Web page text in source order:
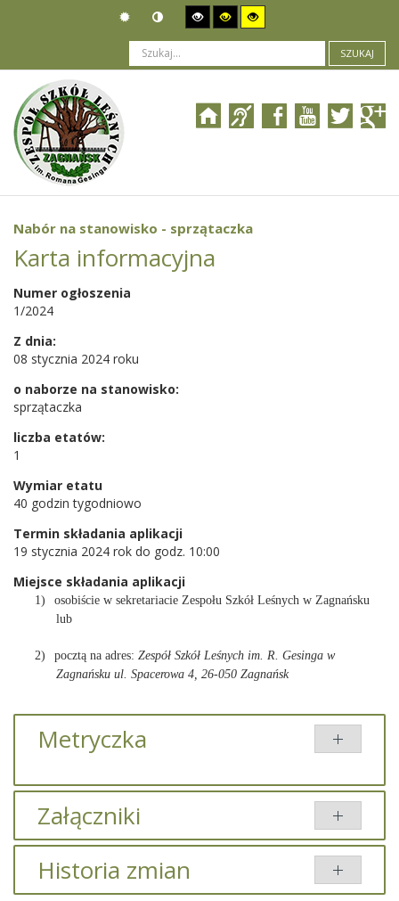
SZUKAJ
Jesteś tutaj: Ogłoszenia
Nabór na stanowisko - sprzątaczka
Nabór na stanowisko - sprzątaczka
Karta informacyjna
Numer ogłoszenia
1/2024
Z dnia:
08 stycznia 2024 roku
o naborze na stanowisko:
sprzątaczka
liczba etatów:
1
Wymiar etatu
40 godzin tygodniowo
Termin składania aplikacji
19 stycznia 2024 rok do godz. 10:00
Miejsce składania aplikacji
1)
osobiście w sekretariacie Zespołu Szkół Leśnych w Zagnańsku
lub
2) pocztą na adres: Zespół Szkół Leśnych im. R. Gesinga w
Zagnańsku ul. Spacerowa 4, 26-050 Zagnańsk
Metryczka
Załączniki
Brak załączników.
Historia zmian